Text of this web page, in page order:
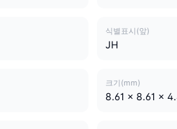
식별표시(앞)
JH
크기(mm)
8.61 x 8.61 x